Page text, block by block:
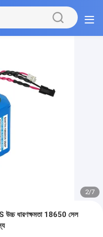
2/7
উচ্চ ধারণক্ষমতা 18650 সেল